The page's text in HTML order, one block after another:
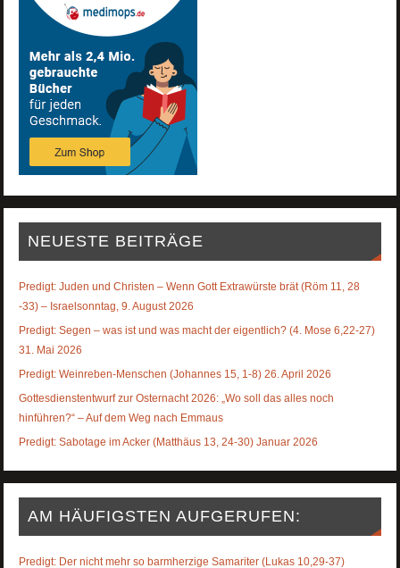
NEUESTE BEITRÄGE
Predigt: Juden und Christen – Wenn Gott Extrawürste brät (Röm 11, 28
-33) – Israelsonntag, 9. August 2026
Predigt: Segen – was ist und was macht der eigentlich? (4. Mose 6,22-27)
31. Mai 2026
Predigt: Weinreben-Menschen (Johannes 15, 1-8) 26. April 2026
Gottesdienstentwurf zur Osternacht 2026: „Wo soll das alles noch
hinführen?“ – Auf dem Weg nach Emmaus
Predigt: Sabotage im Acker (Matthäus 13, 24-30) Januar 2026
AM HÄUFIGSTEN AUFGERUFEN:
Predigt: Der nicht mehr so barmherzige Samariter (Lukas 10,29-37)